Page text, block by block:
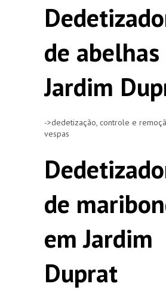
de abelhas
Jardim
->dedetização, controle e
vespas
de
em Jardim
Duprat